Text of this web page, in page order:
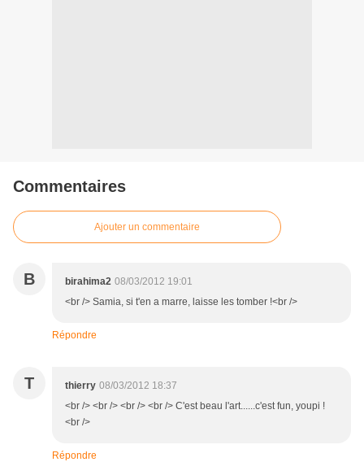
Commentaires
Ajouter un commentaire
B birahima2 08/03/2012 19:01
<br /> Samia, si t'en a marre, laisse les tomber !<br />
Répondre
T thierry 08/03/2012 18:37
<br /> <br /> <br /> <br /> C'est beau l'art......c'est fun, youpi !
<br />
Répondre